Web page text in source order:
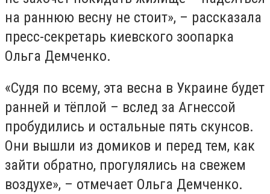
на раннюю весну не стоит», – рассказала
пресс-секретарь киевского зоопарка
Ольга Демченко.
«Судя по всему, эта весна в Украине будет
ранней и тёплой – вслед за Агнессой
пробудились и остальные пять скунсов.
Они вышли из домиков и перед тем, как
зайти обратно, прогулялись на свежем
воздухе», – отмечает Ольга Демченко.